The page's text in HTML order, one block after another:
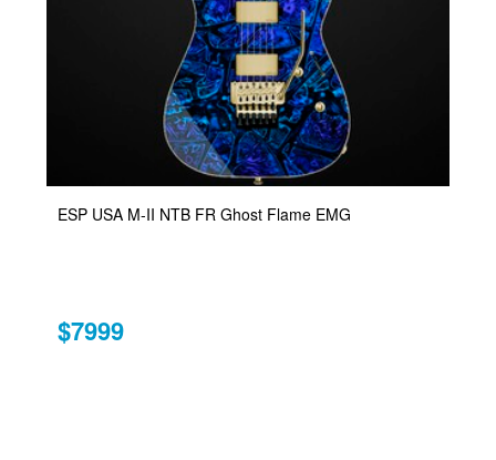
ESP USA M-II NTB FR Ghost Flame EMG
$7999